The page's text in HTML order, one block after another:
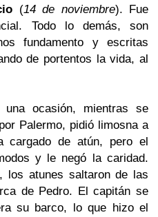
(14 de noviembre). Fue
Todo lo demás, son
fundamento y escritas
de portentos la vida, al
ocasión, mientras se
Palermo, pidió limosna a
cargado de atún, pero el
y le negó la caridad.
los atunes saltaron de las
de Pedro. El capitán se
su barco, lo que hizo el